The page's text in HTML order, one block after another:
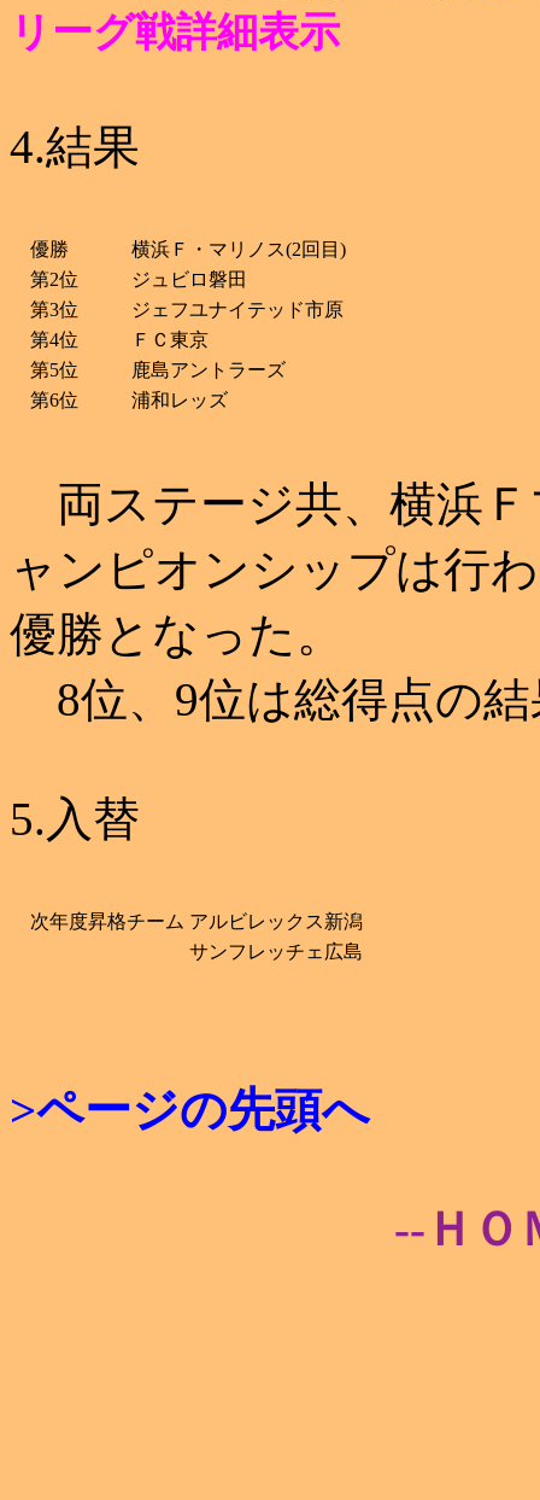
リーグ戦詳細表示
4.結果
優勝
横浜Ｆ・マリノス(2回目)
第2位
ジュビロ磐田
第3位
ジェフユナイテッド市原
第4位
ＦＣ東京
第5位
鹿島アントラーズ
第6位
浦和レッズ
両ステージ共、横浜
ャンピオンシップは行
優勝となった。
8位、9位は総得点の
5.入替
次年度昇格チーム アルビレックス新潟
サンフレッチェ広島
>ページの先頭へ
--ＨＯ